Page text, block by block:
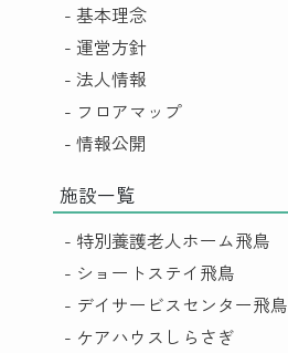
- 基本理念
- 運営方針
- 法人情報
- フロアマップ
- 情報公開
施設一覧
- 特別養護老人ホーム飛鳥
- ショートステイ飛鳥
- デイサービスセンター飛鳥
- ケアハウスしらさぎ